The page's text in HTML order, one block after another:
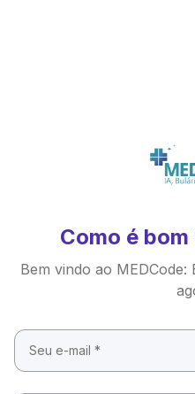
Como é
Bem vindo ao